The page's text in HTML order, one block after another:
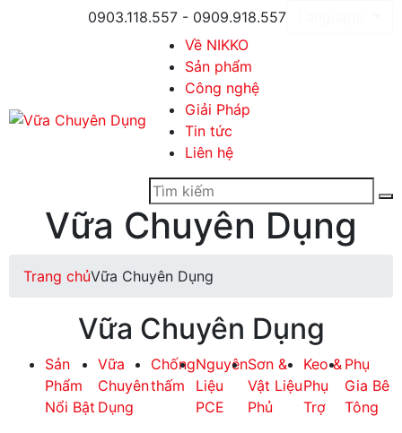
0903.118.557 - 0909.918.557
Về NIKKO
Sản phẩm
Công nghệ
Giải Pháp
Tin tức
Liên hệ
Vữa Chuyên Dụng
Trang chủVữa Chuyên Dụng
Vữa Chuyên Dụng
Sản
Phẩm
Nổi Bật
Vữa
Chuyên
Dụng
Chống
thấm
Nguyên
Liệu
PCE
Sơn &
Vật Liệu
Phủ
Keo &
Phụ
Trợ
Phụ
Gia Bê
Tông